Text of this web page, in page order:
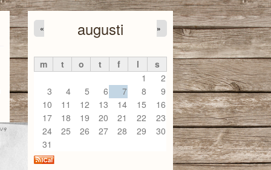
augusti
« »
m t o t f l
s
1
2
3
4 5 6 7 8
9
10
11 12 13 14 15
16
17
18 19 20 21 22
23
24
25 26 27 28 29
30
31